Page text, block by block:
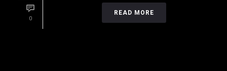
0
READ MORE